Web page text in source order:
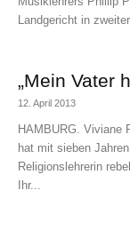
Landgericht in
„Mein Vater
12. April 2013
HAMBURG. Viviane
hat mit sieben
Religionslehrerin
Ihr...